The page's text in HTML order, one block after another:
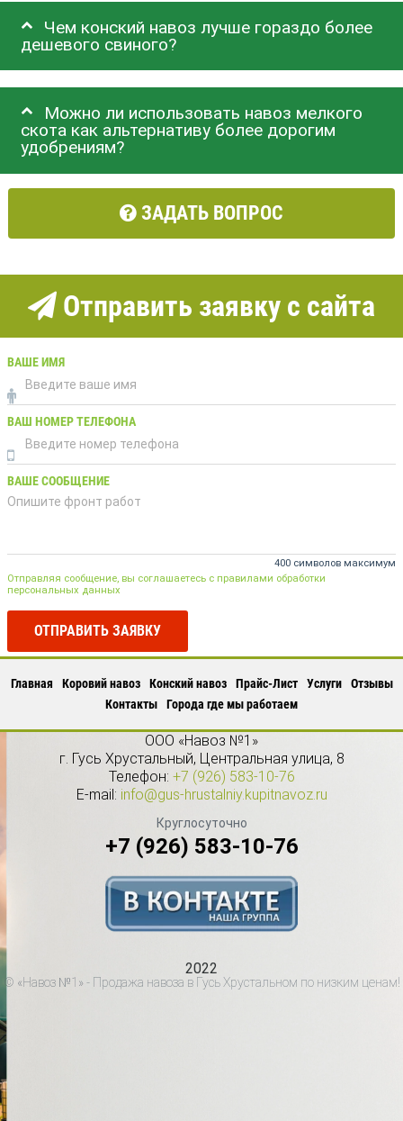
Чем конский навоз лучше гораздо более
дешевого свиного?
Можно ли использовать навоз мелкого
скота как альтернативу более дорогим
удобрениям?
ЗАДАТЬ ВОПРОС
Отправить заявку с сайта
ВАШЕ ИМЯ
ВАШ НОМЕР ТЕЛЕФОНА
ВАШЕ СООБЩЕНИЕ
400 символов максимум
Отправляя сообщение, вы соглашаетесь с правилами обработки
персональных данных
ОТПРАВИТЬ ЗАЯВКУ
Главная Коровий навоз Конский навоз Прайс-Лист Услуги
Отзывы
Контакты
Города где мы работаем
ООО «Навоз №1»
г. Гусь Хрустальный, Центральная улица, 8
Телефон: +7 (926) 583-10-76
E-mail: info@gus-hrustalniy.kupitnavoz.ru
Круглосуточно
+7 (926) 583-10-76
2022
© «Навоз №1» - Продажа навоза в Гусь Хрустальном по низким ценам!